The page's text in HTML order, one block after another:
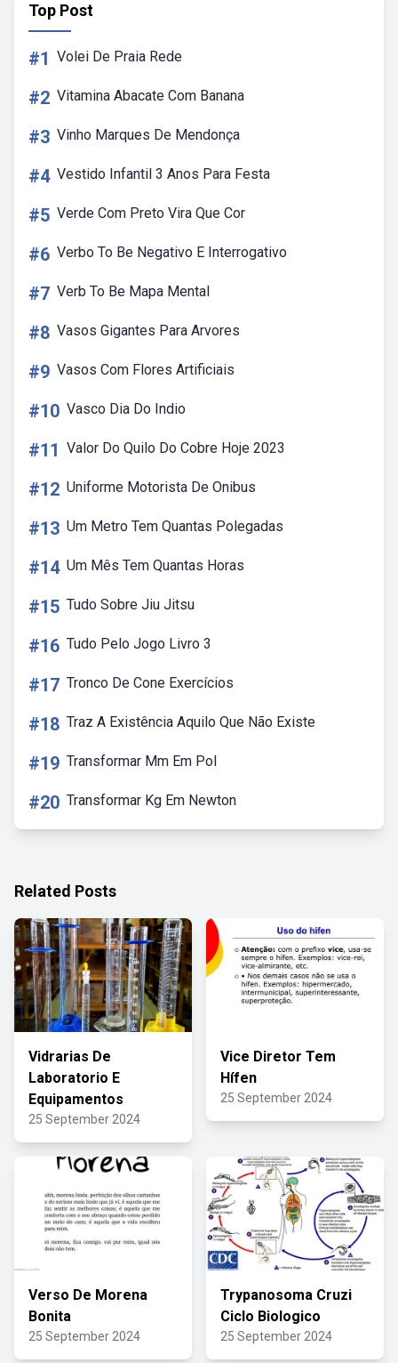
Top Post
#1 Volei De Praia Rede
#2 Vitamina Abacate Com Banana
#3 Vinho Marques De Mendonça
#4 Vestido Infantil 3 Anos Para Festa
#5 Verde Com Preto Vira Que Cor
#6 Verbo To Be Negativo E Interrogativo
#7 Verb To Be Mapa Mental
#8 Vasos Gigantes Para Arvores
#9 Vasos Com Flores Artificiais
#10 Vasco Dia Do Indio
#11 Valor Do Quilo Do Cobre Hoje 2023
#12 Uniforme Motorista De Onibus
#13 Um Metro Tem Quantas Polegadas
#14 Um Mês Tem Quantas Horas
#15 Tudo Sobre Jiu Jitsu
#16 Tudo Pelo Jogo Livro 3
#17 Tronco De Cone Exercícios
#18 Traz A Existência Aquilo Que Não Existe
#19 Transformar Mm Em Pol
#20 Transformar Kg Em Newton
Related Posts
Vidrarias De
Laboratorio E
Equipamentos
25 September 2024
Vice Diretor Tem
Hífen
25 September 2024
Verso De Morena
Bonita
25 September 2024
Trypanosoma Cruzi
Ciclo Biologico
25 September 2024